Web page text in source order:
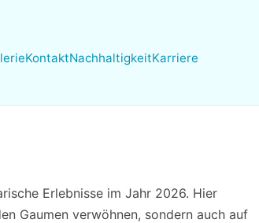
KontaktNachhaltigkeitKarriere
Erlebnisse im Jahr 2026. Hier
Gaumen verwöhnen, sondern auch auf